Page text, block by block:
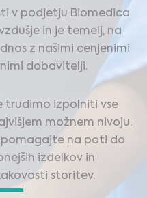
v podjetju Biomedica
in je temelj, na
z našimi cenjenimi
dobavitelji.
trudimo izpolniti vse
možnem nivoju.
pomagajte na poti do
izdelkov in
storitev.